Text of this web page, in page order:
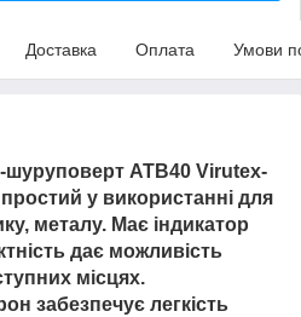
Доставка Оплата Умови
ATB40 Virutex-
у використанні для
металу. Має індикатор
дає можливість
місцях.
забезпечує легкість